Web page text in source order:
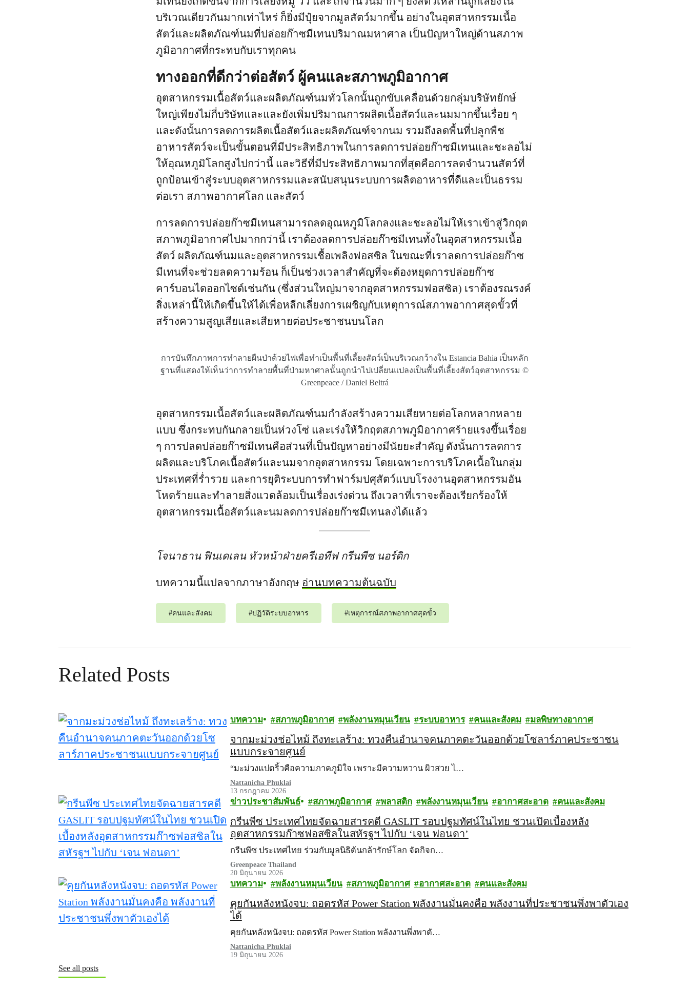
บริเวณเดียวกันมากเท่าไหร่ ก็ยิ่งมีปุ๋ยจากมูลสัตว์มากขึ้น อย่างในอุตสาหกรรมเนื้อ
สัตว์และผลิตภัณฑ์นมที่ปล่อยก๊าซมีเทนปริมาณมหาศาล เป็นปัญหาใหญ่ด้านสภาพ
ภูมิอากาศที่กระทบกับเราทุกคน
ทางออกที่ดีกว่าต่อสัตว์ ผู้คนและสภาพภูมิอากาศ
อุตสาหกรรมเนื้อสัตว์และผลิตภัณฑ์นมทั่วโลกนั้นถูกขับเคลื่อนด้วยกลุ่มบริษัทยักษ์
ใหญ่เพียงไม่กี่บริษัทและและยังเพิ่มปริมาณการผลิตเนื้อสัตว์และนมมากขึ้นเรื่อย ๆ
และดังนั้นการลดการผลิตเนื้อสัตว์และผลิตภัณฑ์จากนม รวมถึงลดพื้นที่ปลูกพืช
อาหารสัตว์จะเป็นขั้นตอนที่มีประสิทธิภาพในการลดการปล่อยก๊าซมีเทนและชะลอไม่
ให้อุณหภูมิโลกสูงไปกว่านี้ และวิธีที่มีประสิทธิภาพมากที่สุดคือการลดจำนวนสัตว์ที่
ถูกป้อนเข้าสู่ระบบอุตสาหกรรมและสนับสนุนระบบการผลิตอาหารที่ดีและเป็นธรรม
ต่อเรา สภาพอากาศโลก และสัตว์
การลดการปล่อยก๊าซมีเทนสามารถลดอุณหภูมิโลกลงและชะลอไม่ให้เราเข้าสู่วิกฤต
สภาพภูมิอากาศไปมากกว่านี้ เราต้องลดการปล่อยก๊าซมีเทนทั้งในอุตสาหกรรมเนื้อ
สัตว์ ผลิตภัณฑ์นมและอุตสาหกรรมเชื้อเพลิงฟอสซิล ในขณะที่เราลดการปล่อยก๊าซ
มีเทนที่จะช่วยลดความร้อน ก็เป็นช่วงเวลาสำคัญที่จะต้องหยุดการปล่อยก๊าซ
คาร์บอนไดออกไซด์เช่นกัน (ซึ่งส่วนใหญ่มาจากอุตสาหกรรมฟอสซิล) เราต้องรณรงค์
สิ่งเหล่านี้ให้เกิดขึ้นให้ได้เพื่อหลีกเลี่ยงการเผชิญกับเหตุการณ์สภาพอากาศสุดขั้วที่
สร้างความสูญเสียและเสียหายต่อประชาชนบนโลก
การบันทึกภาพการทำลายผืนป่าด้วยไฟเพื่อทำเป็นพื้นที่เลี้ยงสัตว์เป็นบริเวณกว้างใน Estancia Bahia เป็นหลัก
ฐานที่แสดงให้เห็นว่าการทำลายพื้นที่ป่ามหาศาลนั้นถูกนำไปเปลี่ยนแปลงเป็นพื้นที่เลี้ยงสัตว์อุตสาหกรรม ©
Greenpeace / Daniel Beltrá
อุตสาหกรรมเนื้อสัตว์และผลิตภัณฑ์นมกำลังสร้างความเสียหายต่อโลกหลากหลาย
แบบ ซึ่งกระทบกันกลายเป็นห่วงโซ่ และเร่งให้วิกฤตสภาพภูมิอากาศร้ายแรงขึ้นเรื่อย
ๆ การปลดปล่อยก๊าซมีเทนคือส่วนที่เป็นปัญหาอย่างมีนัยยะสำคัญ ดังนั้นการลดการ
ผลิตและบริโภคเนื้อสัตว์และนมจากอุตสาหกรรม โดยเฉพาะการบริโภคเนื้อในกลุ่ม
ประเทศที่ร่ำรวย และการยุติระบบการทำฟาร์มปศุสัตว์แบบโรงงานอุตสาหกรรมอัน
โหดร้ายและทำลายสิ่งแวดล้อมเป็นเรื่องเร่งด่วน ถึงเวลาที่เราจะต้องเรียกร้องให้
อุตสาหกรรมเนื้อสัตว์และนมลดการปล่อยก๊าซมีเทนลงได้แล้ว
โจนาธาน ฟินเดเลน หัวหน้าฝ่ายครีเอทีฟ กรีนพีซ นอร์ดิก
บทความนี้แปลจากภาษาอังกฤษ อ่านบทความต้นฉบับ
#คนและสังคม #ปฏิวัติระบบอาหาร #เหตุการณ์สภาพอากาศสุดขั้ว
Related Posts
บทความ สภาพภูมิอากาศ พลังงานหมุนเวียน ระบบอาหาร คนและสังคม มลพิษทางอากาศ
จากมะม่วงช่อไหม้ ถึงทะเลร้าง: ทวงคืนอำนาจคนภาคตะวันออกด้วยโซลาร์ภาคประชาชน
แบบกระจายศูนย์
“มะม่วงแปดริ้วคือความภาคภูมิใจ เพราะมีความหวาน ผิวสวย ไ…
Nattanicha Phuklai
13 กรกฎาคม 2026
ข่าวประชาสัมพันธ์ สภาพภูมิอากาศ พลาสติก พลังงานหมุนเวียน อากาศสะอาด คนและสังคม
กรีนพีซ ประเทศไทยจัดฉายสารคดี GASLIT รอบปฐมทัศน์ในไทย ชวนเปิดเบื้องหลัง
อุตสาหกรรมก๊าซฟอสซิลในสหัรฐฯ ไปกับ ‘เจน ฟอนดา’
กรีนพีซ ประเทศไทย ร่วมกับมูลนิธิต้นกล้ารักษ์โลก จัดกิจก…
Greenpeace Thailand
20 มิถุนายน 2026
บทความ พลังงานหมุนเวียน สภาพภูมิอากาศ อากาศสะอาด คนและสังคม
คุยกันหลังหนังจบ: ถอดรหัส Power Station พลังงานมั่นคงคือ พลังงานที่ประชาชนพึ่งพาตัวเอง
ได้
คุยกันหลังหนังจบ: ถอดรหัส Power Station พลังงานพึ่งพาตั…
Nattanicha Phuklai
19 มิถุนายน 2026
See all posts